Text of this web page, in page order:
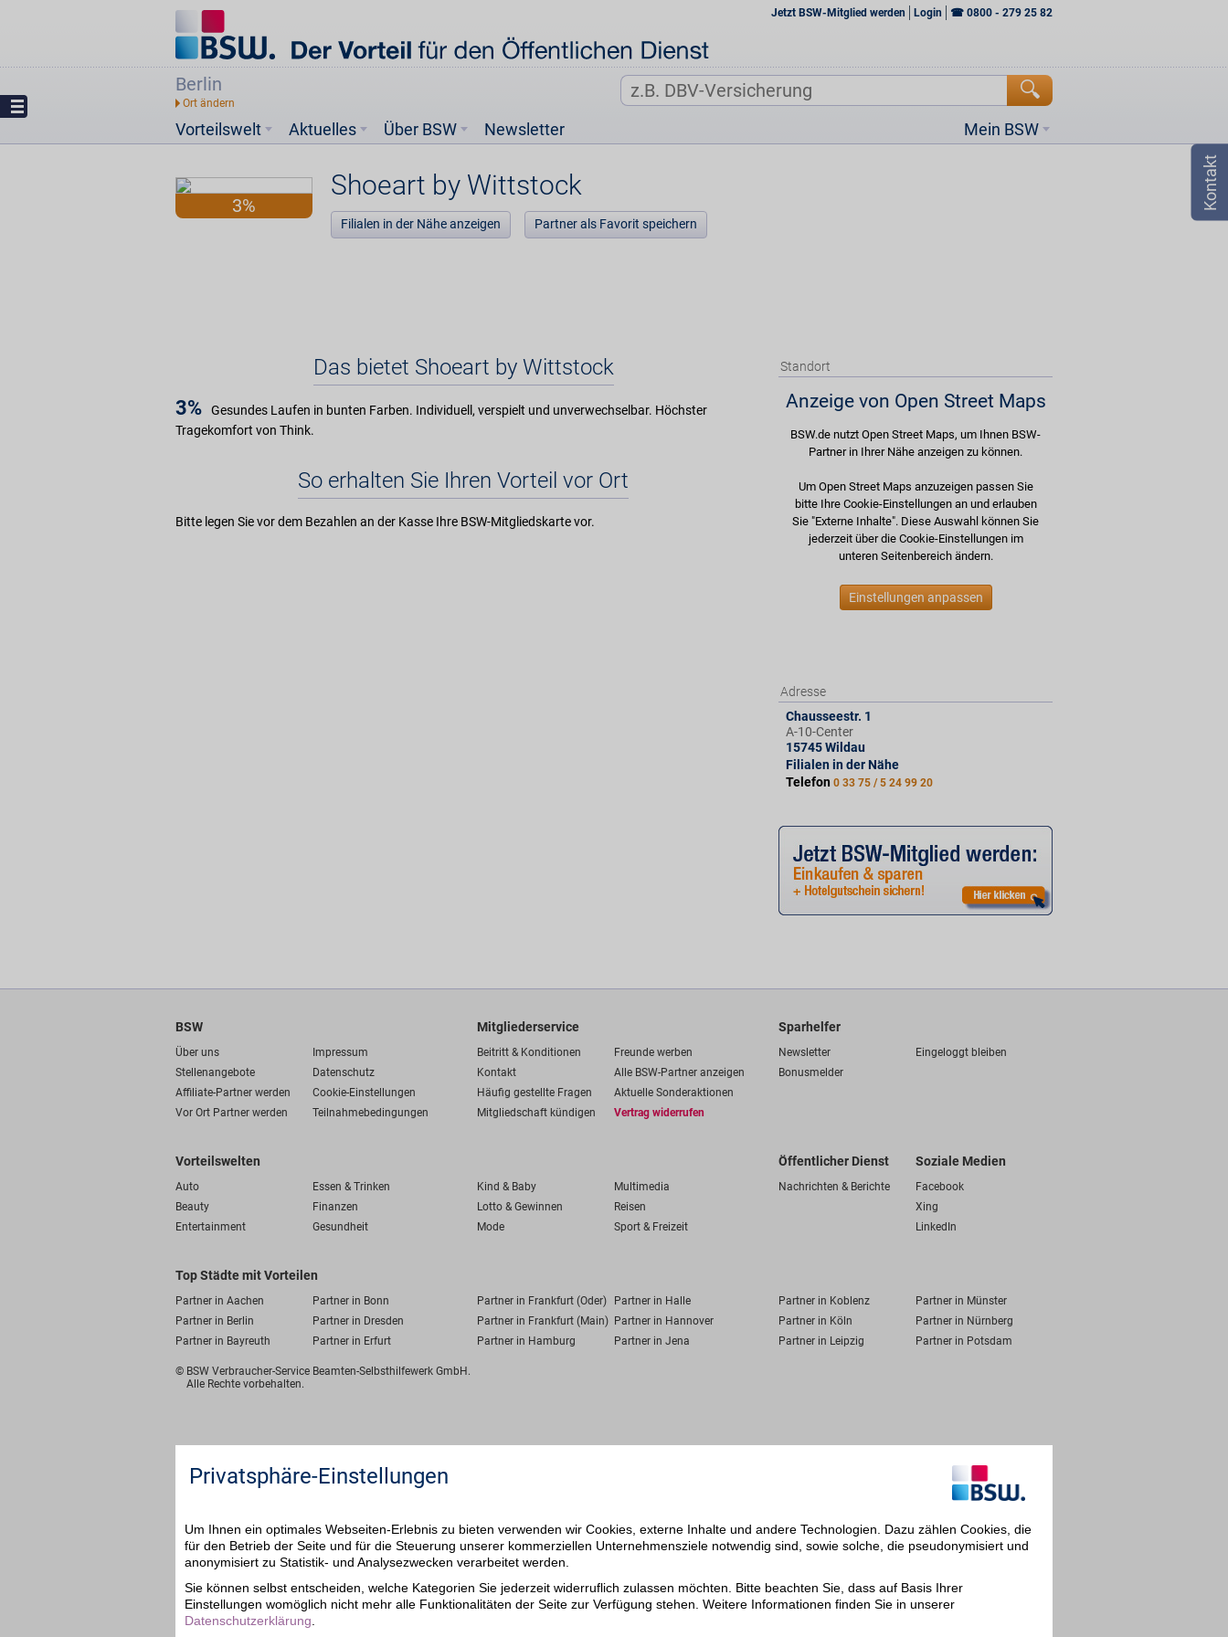
Jetzt BSW-Mitglied werden Login ☎ 0800 - 279 25 82
Berlin
Vorteilswelt Mein BSW
Aktuelles Über BSW Newsletter
3%
Shoeart by Wittstock
Filialen in der Nähe anzeigen Partner als Favorit speichern
Das bietet Shoeart by Wittstock
3%
Gesundes Laufen in bunten Farben. Individuell, verspielt und unverwechselbar. Höchster
Tragekomfort von Think.
So erhalten Sie Ihren Vorteil vor Ort
Bitte legen Sie vor dem Bezahlen an der Kasse Ihre BSW-Mitgliedskarte vor.
Standort
Anzeige von Open Street Maps
BSW.de nutzt Open Street Maps, um Ihnen BSW-
Partner in Ihrer Nähe anzeigen zu können.
Um Open Street Maps anzuzeigen passen Sie
bitte Ihre Cookie-Einstellungen an und erlauben
Sie "Externe Inhalte". Diese Auswahl können Sie
jederzeit über die Cookie-Einstellungen im
unteren Seitenbereich ändern.
Einstellungen anpassen
Adresse
Chausseestr. 1
A-10-Center
15745Wildau
Filialen in der Nähe
Telefon 0 33 75 / 5 24 99 20
BSW
Über uns
Impressum
Stellenangebote
Datenschutz
Affiliate-Partner werden
Cookie-Einstellungen
Vor Ort Partner werden
Teilnahmebedingungen
Mitgliederservice
Beitritt & Konditionen
Freunde werben
Kontakt
Alle BSW-Partner anzeigen
Häufig gestellte Fragen
Aktuelle Sonderaktionen
Mitgliedschaft kündigen
Vertrag widerrufen
Sparhelfer
Newsletter
Eingeloggt bleiben
Bonusmelder
Vorteilswelten
Auto Essen & Trinken Kind & Baby
Multimedia
Beauty
Finanzen Lotto & Gewinnen
Reisen
Entertainment
Gesundheit Mode Sport & Freizeit
Öffentlicher Dienst
Nachrichten & Berichte
Soziale Medien
Facebook
Xing
LinkedIn
Top Städte mit Vorteilen
Partner in Aachen Partner in Bonn Partner in Frankfurt (Oder) Partner in Halle Partner in Koblenz
Partner in Münster
Partner in Berlin
Partner in Dresden Partner in Frankfurt (Main) Partner in Hannover Partner in Köln
Partner in Nürnberg
Partner in Bayreuth
Partner in Erfurt Partner in Hamburg Partner in Jena Partner in Leipzig Partner in Potsdam
© BSW Verbraucher-Service Beamten-Selbsthilfewerk GmbH.
Alle Rechte vorbehalten.
Privatsphäre-Einstellungen
Um Ihnen ein optimales Webseiten-Erlebnis zu bieten verwenden wir Cookies, externe Inhalte und andere Technologien. Dazu zählen Cookies, die
für den Betrieb der Seite und für die Steuerung unserer kommerziellen Unternehmensziele notwendig sind, sowie solche, die pseudonymisiert und
anonymisiert zu Statistik- und Analysezwecken verarbeitet werden.
Sie können selbst entscheiden, welche Kategorien Sie jederzeit widerruflich zulassen möchten. Bitte beachten Sie, dass auf Basis Ihrer
Einstellungen womöglich nicht mehr alle Funktionalitäten der Seite zur Verfügung stehen. Weitere Informationen finden Sie in unserer
Datenschutzerklärung